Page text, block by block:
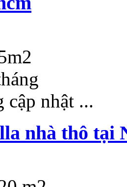
cập nhật ...
nhà thô tại